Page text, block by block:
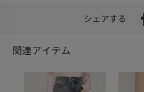
シェアする
関連アイテム